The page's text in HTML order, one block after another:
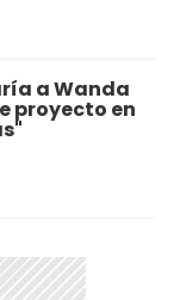
a Wanda
proyecto en